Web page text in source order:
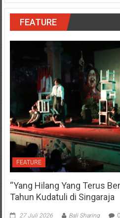
FEATURE
FEATURE
“Yang Hilang Yang Terus
Tahun Kudatuli di Singaraja
27 Juli 2026 Bali Sharing 0